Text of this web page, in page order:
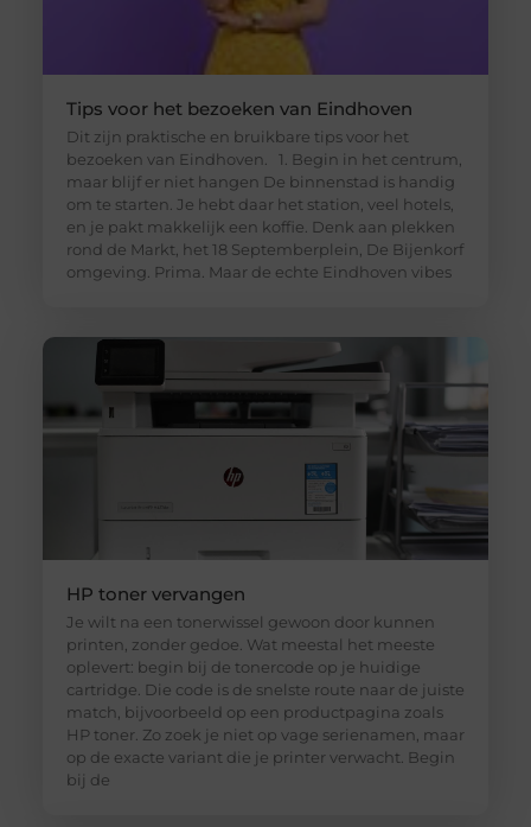
Tips voor het bezoeken van Eindhoven
Dit zijn praktische en bruikbare tips voor het
bezoeken van Eindhoven. 1. Begin in het centrum,
maar blijf er niet hangen De binnenstad is handig
om te starten. Je hebt daar het station, veel hotels,
en je pakt makkelijk een koffie. Denk aan plekken
rond de Markt, het 18 Septemberplein, De Bijenkorf
omgeving. Prima. Maar de echte Eindhoven vibes
HP toner vervangen
Je wilt na een tonerwissel gewoon door kunnen
printen, zonder gedoe. Wat meestal het meeste
oplevert: begin bij de tonercode op je huidige
cartridge. Die code is de snelste route naar de juiste
match, bijvoorbeeld op een productpagina zoals
HP toner. Zo zoek je niet op vage serienamen, maar
op de exacte variant die je printer verwacht. Begin
bij de